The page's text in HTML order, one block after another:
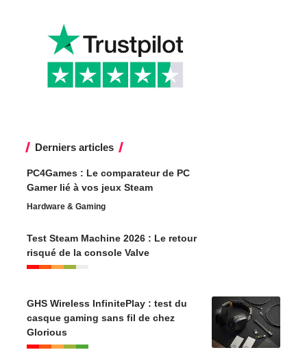
Derniers articles
PC4Games : Le comparateur de PC
Gamer lié à vos jeux Steam
Hardware & Gaming
Test Steam Machine 2026 : Le retour
risqué de la console Valve
GHS Wireless InfinitePlay : test du
casque gaming sans fil de chez
Glorious